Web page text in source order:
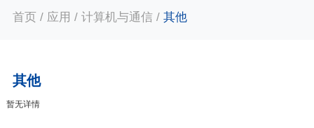
首页 / 应用 / 计算机与通信/ 其他
其他
暂无详情